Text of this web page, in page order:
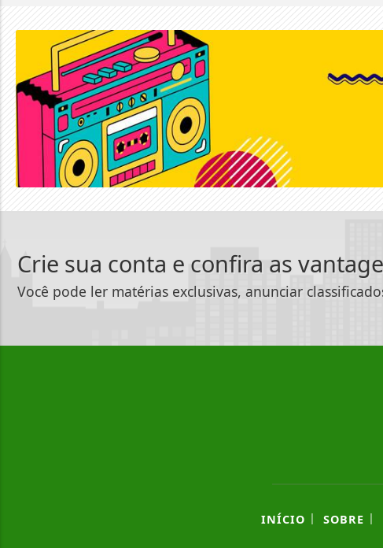
Crie sua conta e confira as
Você pode ler matérias exclusivas, anunciar
INÍCIO | SOBRE |